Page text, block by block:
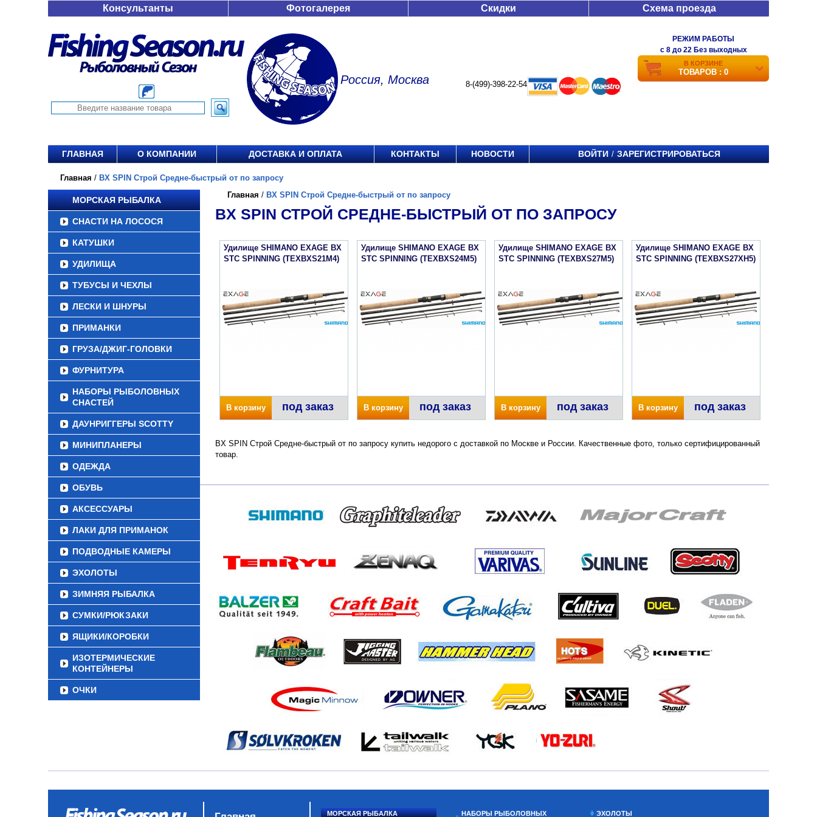
Консультанты Фотогалерея Скидки Схема проезда
Россия, Москва 8-(499)-398-22-54
РЕЖИМ РАБОТЫ
c 8 до 22 Без выходных
В КОРЗИНЕ
ТОВАРОВ : 0
ГЛАВНАЯ О КОМПАНИИ ДОСТАВКА И ОПЛАТА КОНТАКТЫ НОВОСТИ ВОЙТИ / ЗАРЕГИСТРИРОВАТЬСЯ
Главная / BX SPIN Строй Средне-быстрый от по запросу
МОРСКАЯ РЫБАЛКА
СНАСТИ НА ЛОСОСЯ
КАТУШКИ
УДИЛИЩА
ТУБУСЫ И ЧЕХЛЫ
ЛЕСКИ И ШНУРЫ
ПРИМАНКИ
ГРУЗА/ДЖИГ-ГОЛОВКИ
ФУРНИТУРА
НАБОРЫ РЫБОЛОВНЫХ
СНАСТЕЙ
ДАУНРИГГЕРЫ SCOTTY
МИНИПЛАНЕРЫ
ОДЕЖДА
ОБУВЬ
АКСЕССУАРЫ
ЛАКИ ДЛЯ ПРИМАНОК
ПОДВОДНЫЕ КАМЕРЫ
ЭХОЛОТЫ
ЗИМНЯЯ РЫБАЛКА
СУМКИ/РЮКЗАКИ
ЯЩИКИ/КОРОБКИ
ИЗОТЕРМИЧЕСКИЕ
КОНТЕЙНЕРЫ
ОЧКИ
Главная / BX SPIN Строй Средне-быстрый от по запросу
BX SPIN СТРОЙ СРЕДНЕ-БЫСТРЫЙ ОТ ПО ЗАПРОСУ
Удилище SHIMANO EXAGE BX
STC SPINNING (TEXBXS21M4)
В корзину под заказ
Удилище SHIMANO EXAGE BX
STC SPINNING (TEXBXS24M5)
В корзину под заказ
Удилище SHIMANO EXAGE BX
STC SPINNING (TEXBXS27M5)
В корзину под заказ
Удилище SHIMANO EXAGE BX
STC SPINNING (TEXBXS27XH5)
В корзину под заказ
BX SPIN Строй Средне-быстрый от по запросу купить недорого с доставкой по Москве и России. Качественные фото, только сертифицированный
товар.
МОРСКАЯ РЫБАЛКА НАБОРЫ РЫБОЛОВНЫХ ЭХОЛОТЫ